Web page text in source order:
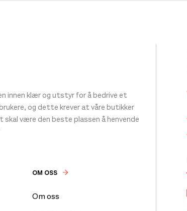
innen klær og utstyr for å bedrive et
og dette krever at våre butikker
være den beste plassen å henvende
OM OSS
Om oss